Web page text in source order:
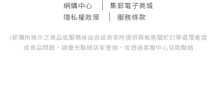
網購中心
集郵電子商城
隱私權政策
服務條款
i郵購所揭示之商品或服務係由各該商家所提供與販售關於訂單處理進度
或商品問題，請優先聯絡店家查詢，或透過客服中心協助聯絡